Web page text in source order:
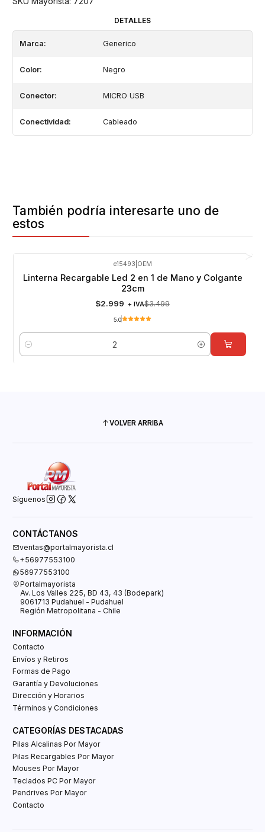
DETALLES
Marca: Generico
Color: Negro
Conector: MICRO USB
Conectividad: Cableado
También podría interesarte uno de
estos
e15493 OEM
Linterna Recargable Led 2 en 1 de Mano y Colgante
23cm
$2.999 + IVA$3.499
5.0
Cantidad
VOLVER ARRIBA
Síguenos
CONTÁCTANOS
ventas@portalmayorista.cl
+56977553100
56977553100
Portalmayorista
Av. Los Valles 225, BD 43, 43 (Bodepark)
9061713 Pudahuel - Pudahuel
Región Metropolitana - Chile
INFORMACIÓN
Contacto
Envíos y Retiros
Formas de Pago
Garantía y Devoluciones
Dirección y Horarios
Términos y Condiciones
CATEGORÍAS DESTACADAS
Pilas Alcalinas Por Mayor
Pilas Recargables Por Mayor
Mouses Por Mayor
Teclados PC Por Mayor
Pendrives Por Mayor
Contacto